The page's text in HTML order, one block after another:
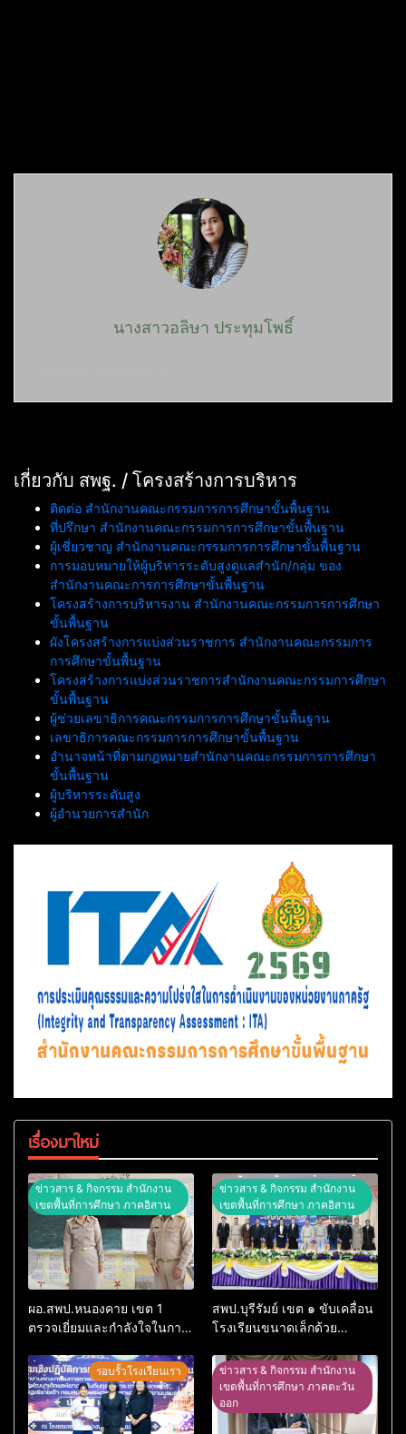
นางสาวอลิษา ประทุมโพธิ์
เกี่ยวกับ สพฐ. / โครงสร้างการบริหาร
ติดต่อ สำนักงานคณะกรรมการการศึกษาขั้นพื้นฐาน
ที่ปรึกษา สำนักงานคณะกรรมการการศึกษาขั้นพื้นฐาน
ผู้เชี่ยวชาญ สำนักงานคณะกรรมการการศึกษาขั้นพื้นฐาน
การมอบหมายให้ผู้บริหารระดับสูงดูแลสำนัก/กลุ่ม ของ
สำนักงานคณะการการศึกษาขั้นพื้นฐาน
โครงสร้างการบริหารงาน สำนักงานคณะกรรมการการศึกษา
ขั้นพื้นฐาน
ผังโครงสร้างการแบ่งส่วนราชการ สำนักงานคณะกรรมการ
การศึกษาขั้นพื้นฐาน
โครงสร้างการแบ่งส่วนราชการสำนักงานคณะกรรมการศึกษา
ขั้นพื้นฐาน
ผู้ช่วยเลขาธิการคณะกรรมการการศึกษาขั้นพื้นฐาน
เลขาธิการคณะกรรมการการศึกษาขั้นพื้นฐาน
อำนาจหน้าที่ตามกฎหมายสำนักงานคณะกรรมการการศึกษา
ขั้นพื้นฐาน
ผู้บริหารระดับสูง
ผู้อำนวยการสำนัก
เรื่องมาใหม่
ข่าวสาร & กิจกรรม สำนักงาน
เขตพื้นที่การศึกษา ภาคอิสาน
ผอ.สพป.หนองคาย เขต 1
ตรวจเยี่ยมและกำลังใจในการ
อนุบาลอรุณรังษี
ข่าวสาร & กิจกรรม สำนักงาน
เขตพื้นที่การศึกษา ภาคอิสาน
สพป.บุรีรัมย์ เขต ๑ ขับเคลื่อน
โรงเรียนขนาดเล็กด้วย
ประดิษฐ์
รอบรั้วโรงเรียนเรา
ข่าวสาร & กิจกรรม สำนักงาน
เขตพื้นที่การศึกษา ภาคตะวัน
ออก